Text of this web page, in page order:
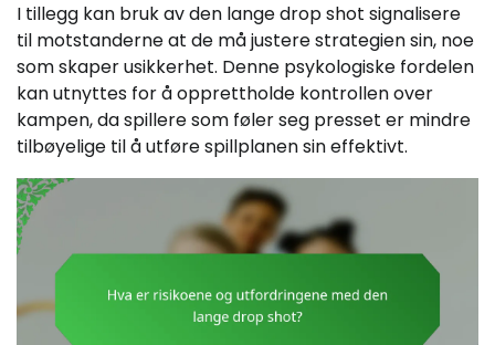
I tillegg kan bruk av den lange drop shot signalisere
til motstanderne at de må justere strategien sin, noe
som skaper usikkerhet. Denne psykologiske fordelen
kan utnyttes for å opprettholde kontrollen over
kampen, da spillere som føler seg presset er mindre
tilbøyelige til å utføre spillplanen sin effektivt.